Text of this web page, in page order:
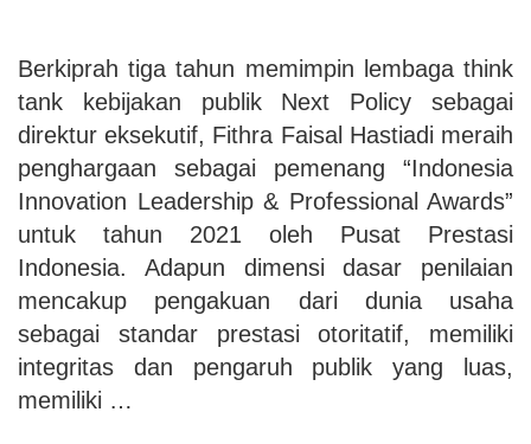
Berkiprah tiga tahun memimpin lembaga think
tank kebijakan publik Next Policy sebagai
direktur eksekutif, Fithra Faisal Hastiadi meraih
penghargaan sebagai pemenang “Indonesia
Innovation Leadership & Professional Awards”
untuk tahun 2021 oleh Pusat Prestasi
Indonesia. Adapun dimensi dasar penilaian
mencakup pengakuan dari dunia usaha
sebagai standar prestasi otoritatif, memiliki
integritas dan pengaruh publik yang luas,
memiliki …